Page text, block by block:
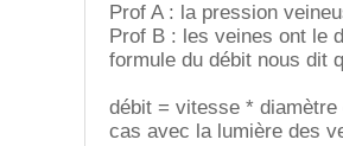
Prof A : la pression
Prof B : les veines ont le
formule du débit nous dit
débit = vitesse *
cas avec la lumière des